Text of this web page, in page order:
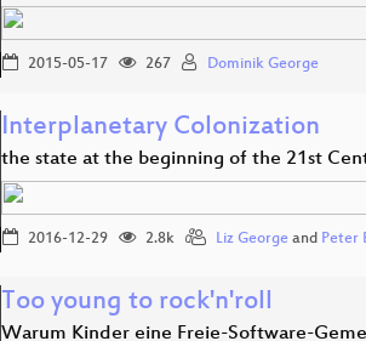
2015-05-17 267 Dominik George
Interplanetary Colonization
the state at the beginning of the 21st
2016-12-29 2.8k Liz George and Peter
Too young to rock'n'roll
Warum Kinder eine Freie-Software-